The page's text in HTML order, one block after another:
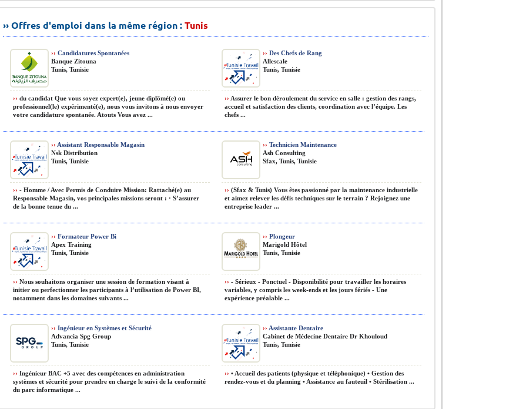
›› Offres d'emploi dans la même région :Tunis
›› Candidatures Spontanées
Banque Zitouna
Tunis, Tunisie
›› du candidat Que vous soyez expert(e), jeune diplômé(e) ou
professionnel(le) expérimenté(e), nous vous invitons à nous envoyer
votre candidature spontanée. Atouts Vous avez ...
›› Des Chefs de Rang
Allescale
Tunis, Tunisie
›› Assurer le bon déroulement du service en salle : gestion des rangs,
accueil et satisfaction des clients, coordination avec l’équipe. Les
chefs ...
›› Assistant Responsable Magasin
Nsk Distribution
Tunis, Tunisie
›› - Homme / Avec Permis de Conduire Mission: Rattaché(e) au
Responsable Magasin, vos principales missions seront : · S’assurer
de la bonne tenue du ...
›› Technicien Maintenance
Ash Consulting
Sfax, Tunis, Tunisie
›› (Sfax & Tunis) Vous êtes passionné par la maintenance industrielle
et aimez relever les défis techniques sur le terrain ? Rejoignez une
entreprise leader ...
›› Formateur Power Bi
Apex Training
Tunis, Tunisie
›› Nous souhaitons organiser une session de formation visant à
initier ou perfectionner les participants à l’utilisation de Power BI,
notamment dans les domaines suivants ...
›› Plongeur
Marigold Hôtel
Tunis, Tunisie
›› - Sérieux - Ponctuel - Disponibilité pour travailler les horaires
variables, y compris les week-ends et les jours fériés - Une
expérience préalable ...
›› Ingénieur en Systèmes et Sécurité
Advancia Spg Group
Tunis, Tunisie
›› Ingénieur BAC +5 avec des compétences en administration
systèmes et sécurité pour prendre en charge le suivi de la conformité
du parc informatique ...
›› Assistante Dentaire
Cabinet de Médecine Dentaire Dr Khouloud
Tunis, Tunisie
›› • Accueil des patients (physique et téléphonique) • Gestion des
rendez-vous et du planning • Assistance au fauteuil • Stérilisation ...